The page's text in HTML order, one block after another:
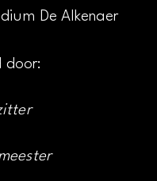
De Alkenaer
door: